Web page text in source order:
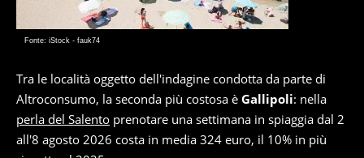
Fonte: iStock - fauk74
Tra le località oggetto dell'indagine condotta da parte di
Altroconsumo, la seconda più costosa è Gallipoli: nella
perla del Salento prenotare una settimana in spiaggia dal 2
all'8 agosto 2026 costa in media 324 euro, il 10% in più